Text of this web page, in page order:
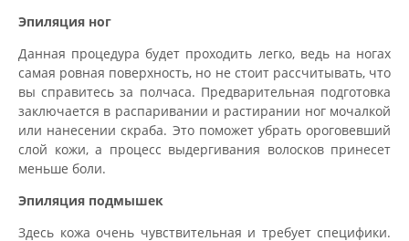
Эпиляция ног
Данная процедура будет проходить легко, ведь на ногах
самая ровная поверхность, но не стоит рассчитывать, что
вы справитесь за полчаса. Предварительная подготовка
заключается в распаривании и растирании ног мочалкой
или нанесении скраба. Это поможет убрать ороговевший
слой кожи, а процесс выдергивания волосков принесет
меньше боли.
Эпиляция подмышек
Здесь кожа очень чувствительная и требует специфики.